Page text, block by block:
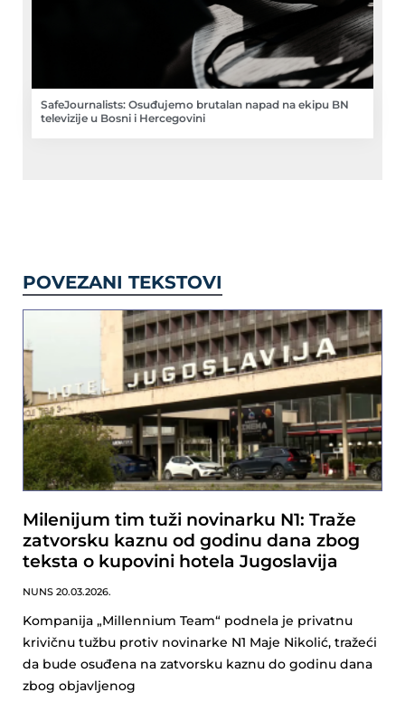
SafeJournalists: Osuđujemo brutalan napad na ekipu BN
televizije u Bosni i Hercegovini
POVEZANI TEKSTOVI
Milenijum tim tuži novinarku N1: Traže
zatvorsku kaznu od godinu dana zbog
teksta o kupovini hotela Jugoslavija
NUNS 20.03.2026.
Kompanija „Millennium Team“ podnela je privatnu
krivičnu tužbu protiv novinarke N1 Maje Nikolić, tražeći
da bude osuđena na zatvorsku kaznu do godinu dana
zbog objavljenog